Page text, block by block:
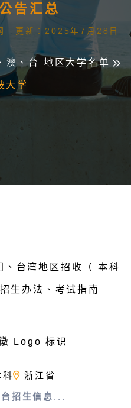
告汇总
更新：2025年7月28日
澳、台 地区大学名单
大学
科 浙江省
招生信息 ...